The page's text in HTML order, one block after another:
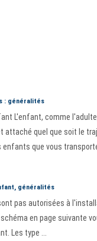
: généralités
L'enfant, comme
attaché quel que soit le
enfants que vous
généralités
pas autorisées à
en page suivante
Les type ...